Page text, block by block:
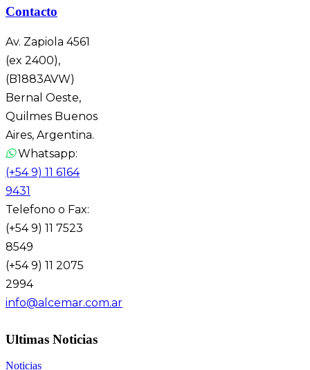
Contacto
Av. Zapiola 4561
(ex 2400),
(B1883AVW)
Bernal Oeste,
Quilmes Buenos
Aires, Argentina.
Whatsapp:
(+54 9) 11 6164
9431
Telefono o Fax:
(+54 9) 11 7523
8549
(+54 9) 11 2075
2994
info@alcemar.com.ar
Ultimas Noticias
Noticias